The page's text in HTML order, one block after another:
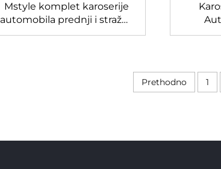
Mstyle komplet karoserije
automobila prednji i stražnji
dodatak s lampama za
Prethodno 1